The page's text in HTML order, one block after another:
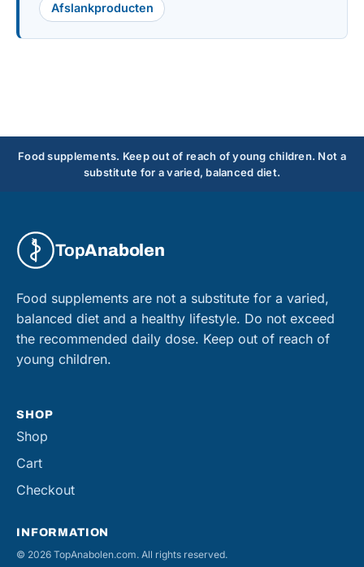
Afslankproducten
Food supplements. Keep out of reach of young children. Not a
substitute for a varied, balanced diet.
TopAnabolen
Food supplements are not a substitute for a varied,
balanced diet and a healthy lifestyle. Do not exceed
the recommended daily dose. Keep out of reach of
young children.
SHOP
Shop
Cart
Checkout
INFORMATION
© 2026 TopAnabolen.com. All rights reserved.